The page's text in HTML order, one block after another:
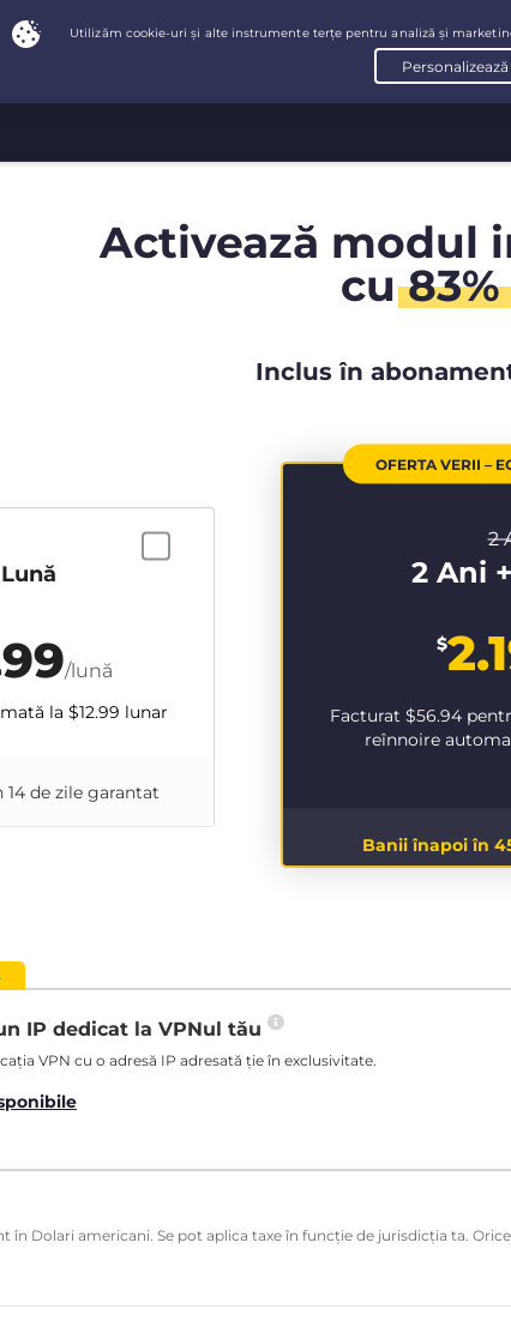
Activează modul
cu
Inclus în
OFERTA VERII –
2
2 Ani
$
Facturat $56.94
reînnoire
Banii înapoi în
Lună
/lună
la $12.99 lunar
de zile garantat
IP dedicat la VPNul tău
VPN cu o adresă IP adresată ție în exclusivitate.
în Dolari americani. Se pot aplica taxe în funcție de jurisdicția ta.